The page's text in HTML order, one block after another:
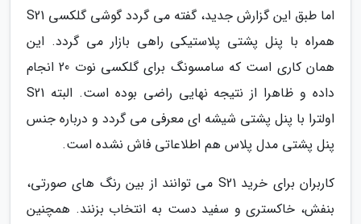
اما طبق این گزارش جدید، گفته می گردد گوشی گلکسی S21
همراه با پنل پشتی پلاستیکی راهی بازار می گردد. این
همان کاری است که سامسونگ برای گلکسی نوت 20 انجام
داده و ظاهرا از نتیجه نهایی راضی بوده است. البته S21
اولترا با پنل پشتی شیشه ای معرفی می گردد و درباره جنس
پنل پشتی مدل پلاس هم اطلاعاتی فاش نشده است.
کاربران برای خرید S21 می توانند از بین رنگ های صورتی،
بنفش، خاکستری و سفید دست به انتخاب بزنند. همچنین